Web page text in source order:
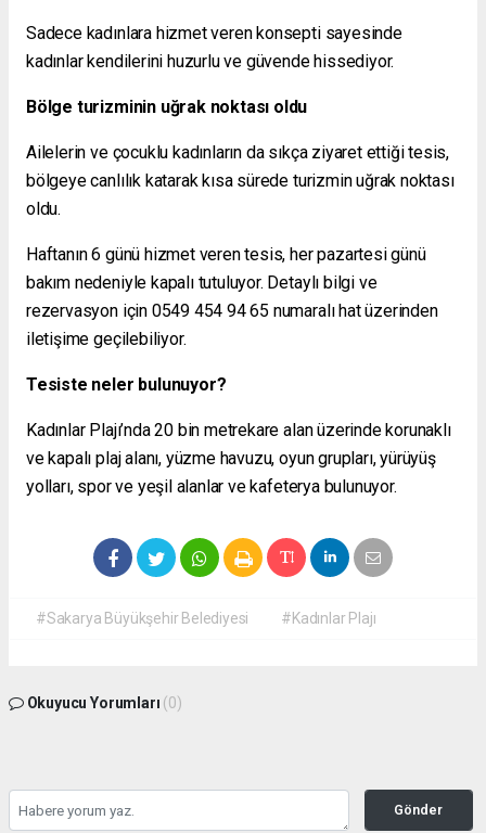
Sadece kadınlara hizmet veren konsepti sayesinde
kadınlar kendilerini huzurlu ve güvende hissediyor.
Bölge turizminin uğrak noktası oldu
Ailelerin ve çocuklu kadınların da sıkça ziyaret ettiği tesis,
bölgeye canlılık katarak kısa sürede turizmin uğrak noktası
oldu.
Haftanın 6 günü hizmet veren tesis, her pazartesi günü
bakım nedeniyle kapalı tutuluyor. Detaylı bilgi ve
rezervasyon için 0549 454 94 65 numaralı hat üzerinden
iletişime geçilebiliyor.
Tesiste neler bulunuyor?
Kadınlar Plajı’nda 20 bin metrekare alan üzerinde korunaklı
ve kapalı plaj alanı, yüzme havuzu, oyun grupları, yürüyüş
yolları, spor ve yeşil alanlar ve kafeterya bulunuyor.
#Sakarya Büyükşehir Belediyesi #Kadınlar Plajı
Okuyucu Yorumları (0)
Gönder